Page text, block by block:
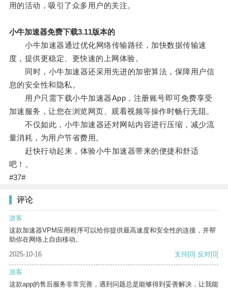
用的活动，吸引了众多用户的关注。
小牛加速器免费下载3.11版本的
小牛加速器通过优化网络传输路径，加快数据传输速
度，提供更稳定、更快速的上网体验。
同时，小牛加速器还采用先进的加密算法，保障用户信
息的安全性和隐私。
用户只需下载小牛加速器App，注册账号即可免费享受
加速服务，让您在浏览网页、观看视频等操作时畅行无阻。
不仅如此，小牛加速器还对网站内容进行压缩，减少流
量消耗，为用户节省费用。
赶快行动起来，体验小牛加速器带来的便捷和舒适
吧！。
#37#
评论
游客
这款加速器VPM应用程序可以给你提供最高速度和安全性的连接，并帮
助你在网络上自由移动。
2025-10-16
支持[0] 反对[0]
游客
这款app的售后服务非常完善，遇到问题总是能够得到妥善解决，让我能